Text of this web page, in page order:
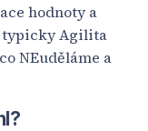
hodnoty a
Agilita
NEuděláme a